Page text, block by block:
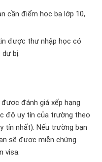
cần điểm học bạ lớp 10,
được thư nhập học có
bị.
đánh giá xếp hạng
độ uy tín của trường theo
tín nhất). Nếu trường bạn
sẽ được miễn chứng
visa.